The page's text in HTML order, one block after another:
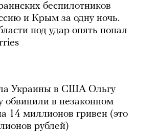
беспилотников
и Крым за одну ночь.
под удар опять попал
Украины в США Ольгу
обвинили в незаконном
14 миллионов гривен (это
рублей)